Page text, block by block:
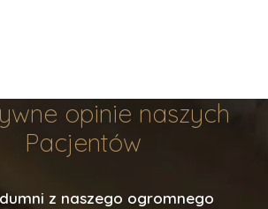
opinie naszych
Pacjentów
z naszego ogromnego